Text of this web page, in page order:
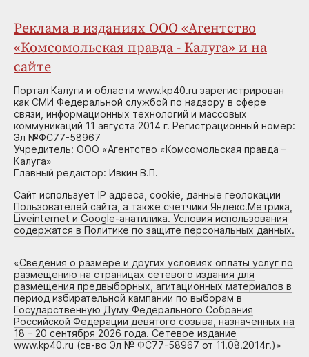
Реклама в изданиях ООО «Агентство
«Комсомольская правда - Калуга» и на
сайте
Портал Калуги и области www.kp40.ru зарегистрирован
как СМИ Федеральной службой по надзору в сфере
связи, информационных технологий и массовых
коммуникаций 11 августа 2014 г. Регистрационный номер:
Эл №ФС77-58967
Учредитель: ООО «Агентство «Комсомольская правда –
Калуга»
Главный редактор: Ивкин В.П.
Сайт использует IP адреса, cookie, данные геолокации
Пользователей сайта, а также счетчики Яндекс.Метрика,
Liveinternet и Google-анатилика. Условия использования
содержатся в Политике по защите персональных данных.
«Сведения о размере и других условиях оплаты услуг по
размещению на страницах сетевого издания для
размещения предвыборных, агитационных материалов в
период избирательной кампании по выборам в
Государственную Думу Федерального Собрания
Российской Федерации девятого созыва, назначенных на
18 – 20 сентября 2026 года. Сетевое издание
www.kp40.ru (св-во Эл № ФС77-58967 от 11.08.2014г.)»